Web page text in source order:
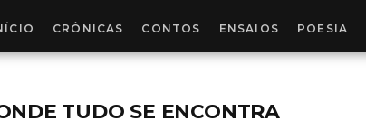
CRÔNICAS CONTOS ENSAIOS POESIA
TUDO SE ENCONTRA